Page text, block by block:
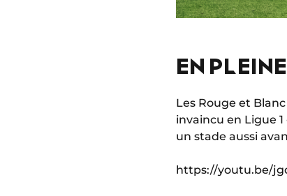
EN
Les Rouge et
invaincu en Ligue
un stade aussi
https://youtu.be/